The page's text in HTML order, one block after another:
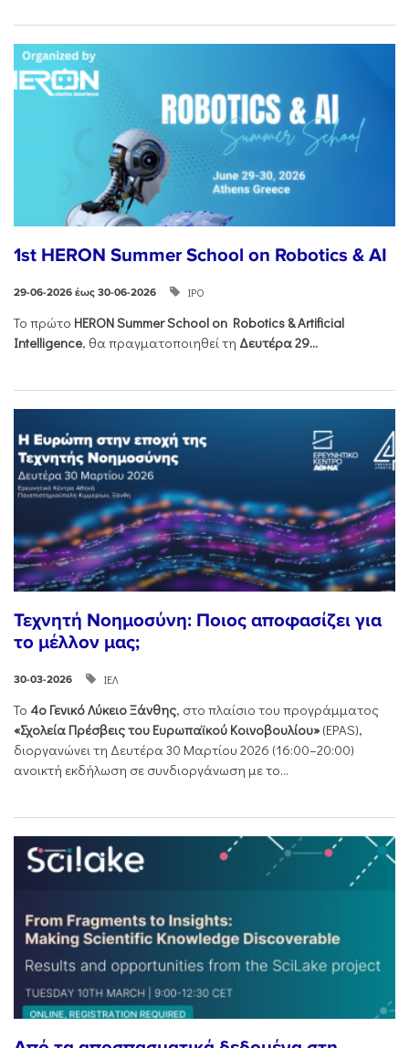
1st HERON Summer School on Robotics & AI
29-06-2026 έως 30-06-2026 ΙΡΟ
Το πρώτο HERONSummerSchool on Robotics &Artificial
Intelligence, θα πραγματοποιηθεί τη Δευτέρα 29...
Τεχνητή Νοημοσύνη: Ποιος αποφασίζει για
το μέλλον μας;
30-03-2026 ΙΕΛ
Το 4ο Γενικό Λύκειο Ξάνθης, στο πλαίσιο του προγράμματος
«Σχολεία Πρέσβεις του Ευρωπαϊκού Κοινοβουλίου»(EPAS),
διοργανώνει τη Δευτέρα 30 Μαρτίου 2026 (16:00–20:00)
ανοικτή εκδήλωση σε συνδιοργάνωση με το...